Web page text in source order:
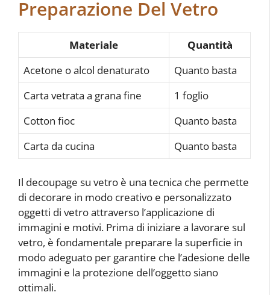
Preparazione Del Vetro
Materiale
Quantità
Acetone o alcol denaturato
Quanto basta
Carta vetrata a grana fine
1 foglio
Cotton fioc
Quanto basta
Carta da cucina
Quanto basta
Il decoupage su vetro è una tecnica che permette
di decorare in modo creativo e personalizzato
oggetti di vetro attraverso l’applicazione di
immagini e motivi. Prima di iniziare a lavorare sul
vetro, è fondamentale preparare la superficie in
modo adeguato per garantire che l’adesione delle
immagini e la protezione dell’oggetto siano
ottimali.